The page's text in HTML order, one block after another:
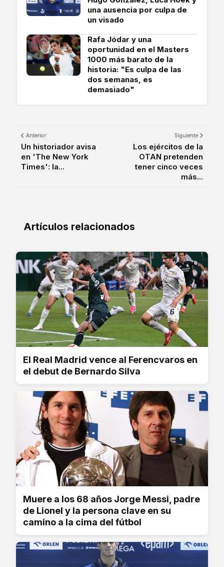
una ausencia por culpa de
un visado
Rafa Jódar y una
oportunidad en el Masters
1000 más barato de la
historia: "Es culpa de las
dos semanas, es
demasiado"
Anterior
Un historiador avisa
en 'The New York
Times': la...
Siguiente
Los ejércitos de la
OTAN pretenden
tener cinco veces
más...
Artículos relacionados
El Real Madrid vence al Ferencvaros en
el debut de Bernardo Silva
Muere a los 68 años Jorge Messi, padre
de Lionel y la persona clave en su
camino a la cima del fútbol